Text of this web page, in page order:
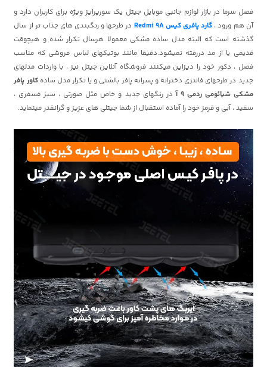
فصل سرما در بازار لوازم جانبی موبایل جیتل یک سورپرایز ویژه برای کاربران دارد و
آن هم ورود ، گارد پافری کیس Redmi 9A
در طرحها و رنگبندی های جذاب تر از سال
گذشته است که البته مدل ساده مشکی معمولا هرسال تکرار شده و هیچوقت
قدیمی یا از مد دررفته نمیشود.دقیقا مانند بوتیکهای لباس فروشی که مناسب
فصل ، دکور خود را دیزاین میکنند فروشگاه آنلاین جیتل نیز ، با واردات مدلهای
جدید در طرحهای فانتزی دخترانه و پسرانه پافر بالشتی و یا تکرار مدل سادهکاور پافر
مشکی شیائومی ردمی 9 آ
در رنگهای جدید و خاص مثل صورتی ، سبز فسفری ،
سفید ، آبی و قرمز خود را آماده استقبال از شما جیتلی های عزیز و گرانقدر مینماید.